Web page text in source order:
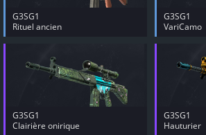
G3SG1
Rituel ancien
G3SG1
VariCamo
G3SG1
Clairière onirique
G3SG1
Hauturier